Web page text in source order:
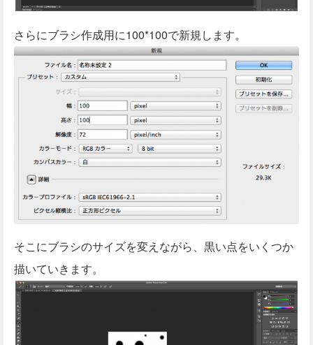
さらにブラシ作成用に100*100で新規します。
そこにブラシのサイズを変えながら、黒い点をいくつか
描いていきます。